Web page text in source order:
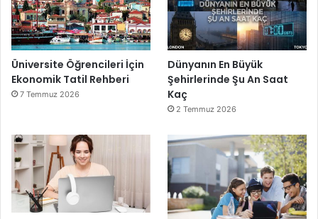
Üniversite Öğrencileri İçin
Ekonomik Tatil Rehberi
7 Temmuz 2026
Dünyanın En Büyük
Şehirlerinde Şu An Saat
Kaç
2 Temmuz 2026